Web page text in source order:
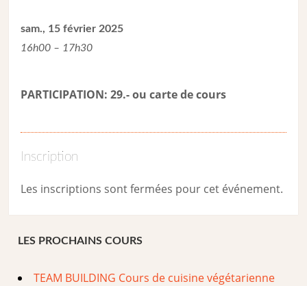
sam., 15 février 2025
16h00 – 17h30
PARTICIPATION: 29.- ou carte de cours
Inscription
Les inscriptions sont fermées pour cet événement.
LES PROCHAINS COURS
TEAM BUILDING Cours de cuisine végétarienne